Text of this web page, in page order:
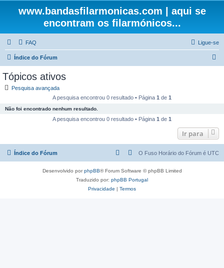
www.bandasfilarmonicas.com | aqui se
encontram os filarmónicos...
FAQ Ligue-se
Índice do Fórum
s
r
Tópicos ativos
Pesquisa avançada
A pesquisa encontrou 0 resultado • Página 1 de 1
Não foi encontrado nenhum resultado.
A pesquisa encontrou 0 resultado • Página 1 de 1
Ir para
Índice do Fórum O Fuso Horário do Fórum é UTC
Desenvolvido porphpBB® Forum Software © phpBB Limited
Traduzido por: phpBB Portugal
Privacidade | Termos